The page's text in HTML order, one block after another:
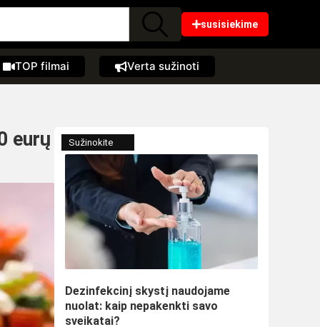
susisiekime
TOP filmai Verta sužinoti
eurų Sužinokite
Dezinfekcinį skystį naudojame
nuolat: kaip nepakenkti savo
sveikatai?